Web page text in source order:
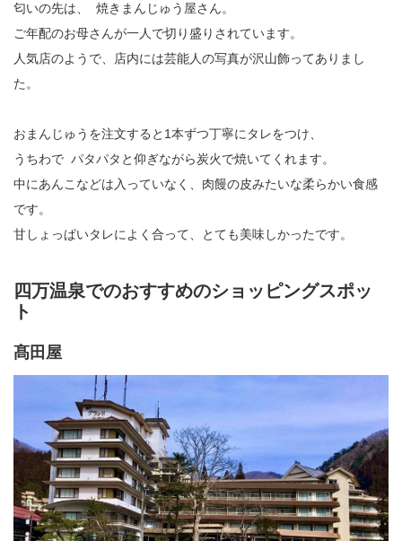
匂いの先は、 焼きまんじゅう屋さん。
ご年配のお母さんが一人で切り盛りされています。
人気店のようで、店内には芸能人の写真が沢山飾ってありまし
た。
おまんじゅうを注文すると1本ずつ丁寧にタレをつけ、
うちわで パタパタと仰ぎながら炭火で焼いてくれます。
中にあんこなどは入っていなく、肉饅の皮みたいな柔らかい食感
です。
甘しょっぱいタレによく合って、とても美味しかったです。
四万温泉でのおすすめのショッピングスポッ
ト
髙田屋